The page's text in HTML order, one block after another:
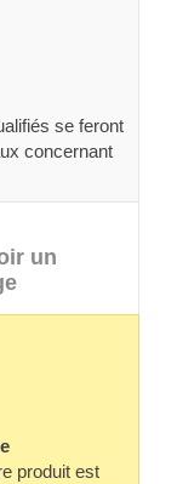
se feront
concernant
un
produit est